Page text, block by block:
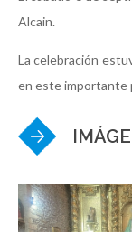
Alcain.
La celebración
en este importante